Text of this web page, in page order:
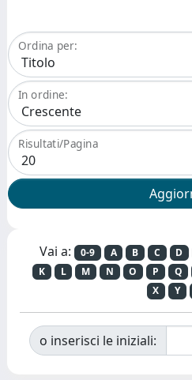
Ordina per:
In ordine:
Risultati/Pagina
Vai a: 0-9 A B C D
K
L M N O P Q
X
Y
o inserisci le iniziali: